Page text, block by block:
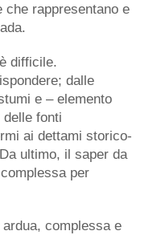
che rappresentano e
difficile.
dalle
e – elemento
fonti
ai dettami storico-
ultimo, il saper da
per
complessa e